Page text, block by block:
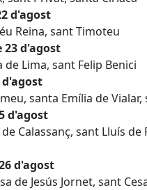
d'agost
Reina, sant Timoteu
23 d'agost
de Lima, sant Felip Benici
santa Emília de Vialar,
d'agost
de Calassanç, sant Lluís de
d'agost
de Jesús Jornet, sant